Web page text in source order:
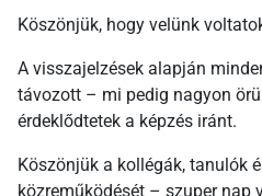
Köszönjük, hogy velünk
A visszajelzések alapján
távozott – mi pedig nagyon
érdeklődtetek a képzés iránt.
Köszönjük a kollégák, tanulók
közreműködését – szuper nap